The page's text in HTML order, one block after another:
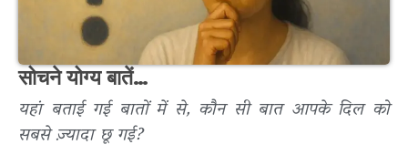
सोचने योग्य बातें…
यहां बताई गई बातों में से, कौन सी बात आपके दिल को
सबसे ज़्यादा छू गई?